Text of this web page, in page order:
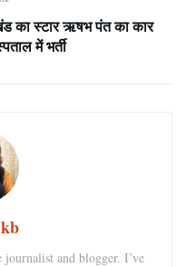
का स्टार ऋषभ पंत का कार
में भर्ती
journalist and blogger. I’ve